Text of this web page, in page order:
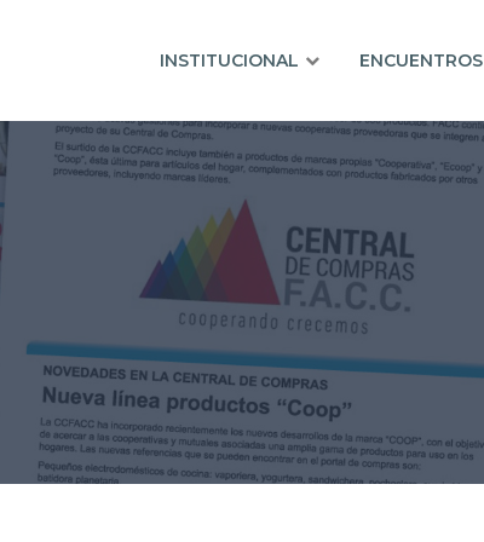
INSTITUCIONAL ENCUENTROS